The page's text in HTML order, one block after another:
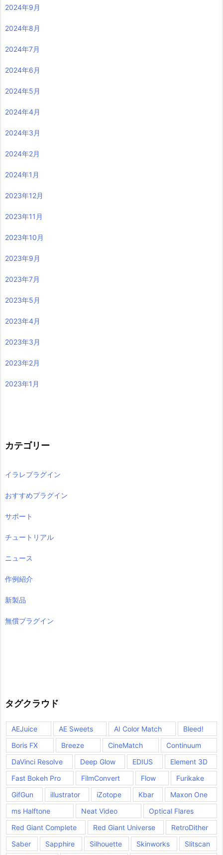
2024年9月
2024年8月
2024年7月
2024年6月
2024年5月
2024年4月
2024年3月
2024年2月
2024年1月
2023年12月
2023年11月
2023年10月
2023年9月
2023年7月
2023年5月
2023年4月
2023年3月
2023年2月
2023年1月
カテゴリー
イラレプラグイン
おすすめプラグイン
サポート
チュートリアル
ニュース
作例紹介
新製品
無償プラグイン
タグクラウド
AEJuice AE Sweets AI Color Match
Bleed!
Boris FX
Breeze CineMatch
Continuum
DaVinci Resolve
Deep Glow EDIUS
Element 3D
Fast Bokeh Pro
FilmConvert Flow
Furikake
GifGun
illustrator iZotope Kbar
Maxon One
ms Halftone
Neat Video
Optical Flares
Red Giant Complete
Red Giant Universe
RetroDither
Saber
Sapphire Silhouette Skinworks
Slitscan